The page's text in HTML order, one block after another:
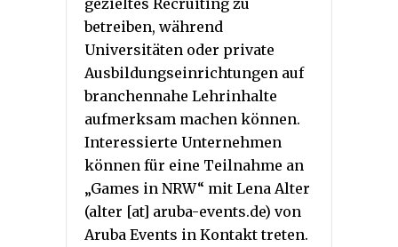
betreiben, während
Universitäten oder private
Ausbildungseinrichtungen auf
branchennahe Lehrinhalte
aufmerksam machen können.
Interessierte Unternehmen
können für eine Teilnahme an
„Games in NRW“ mit Lena Alter
(alter [at] aruba-events.de) von
Aruba Events in Kontakt treten.